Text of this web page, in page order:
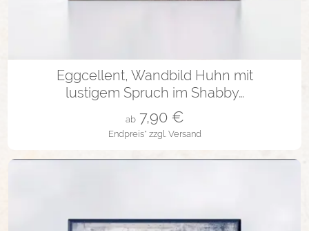
in vielen Varianten
Eggcellent, Wandbild Huhn mit
lustigem Spruch im Shabby…
Endpreis* zzgl. Versand
ab 7,90€